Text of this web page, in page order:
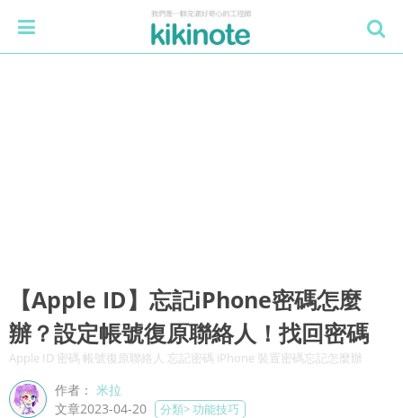
【Apple ID】忘記iPhone密碼怎麼
辦？設定帳號復原聯絡人！找回密碼
Apple ID 密碼 帳號復原聯絡人 忘記密碼 iPhone 裝置密碼忘記怎麼辦
作者：米拉
文章2023-04-20
分類>功能技巧